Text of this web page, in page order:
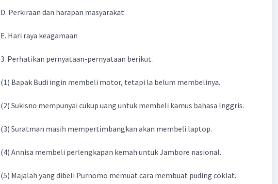
D. Perkiraan dan harapan masyarakat
E. Hari raya keagamaan
3. Perhatikan pernyataan-pernyataan berikut.
(1) Bapak Budi ingin membeli motor, tetapi la belum membelinya.
(2) Sukisno mempunyai cukup uang untuk membeli kamus bahasa Inggris.
(3) Suratman masih mempertimbangkan akan membeli laptop.
(4) Annisa membeli perlengkapan kemah untuk Jambore nasional.
(5) Majalah yang dibeli Purnomo memuat cara membuat puding coklat.